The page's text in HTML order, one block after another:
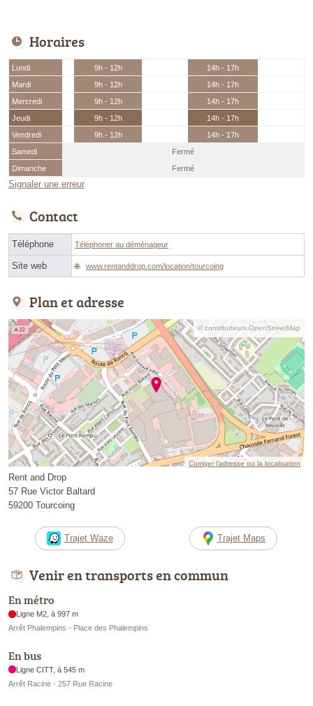
Horaires
Lundi 9h - 12h
14h - 17h
Mardi
9h - 12h
14h - 17h
Mercredi
9h - 12h
14h - 17h
Jeudi
9h - 12h
14h - 17h
Vendredi
9h - 12h
14h - 17h
Samedi
Fermé
Dimanche
Fermé
Signaler une erreur
Contact
Téléphone Téléphoner au déménageur
Site web www.rentanddrop.com/location/tourcoing
Plan et adresse
© contributeurs OpenStreetMap
Corriger l’adresse ou la localisation
Rent and Drop
57 Rue Victor Baltard
59200 Tourcoing
Trajet Waze Trajet Maps
Venir en transports en commun
En métro
Ligne M2, à 997 m
Arrêt Phalempins - Place des Phalempins
En bus
Ligne CITT, à 545 m
Arrêt Racine - 257 Rue Racine